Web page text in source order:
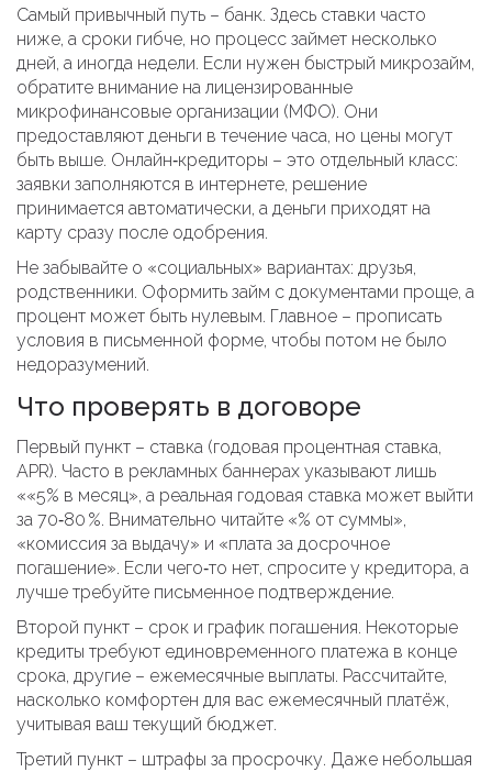
Самый привычный путь – банк. Здесь ставки часто
ниже, а сроки гибче, но процесс займет несколько
дней, а иногда недели. Если нужен быстрый микрозайм,
обратите внимание на лицензированные
микрофинансовые организации (МФО). Они
предоставляют деньги в течение часа, но цены могут
быть выше. Онлайн‑кредиторы – это отдельный класс:
заявки заполняются в интернете, решение
принимается автоматически, а деньги приходят на
карту сразу после одобрения.
Не забывайте о «социальных» вариантах: друзья,
родственники. Оформить займ с документами проще, а
процент может быть нулевым. Главное – прописать
условия в письменной форме, чтобы потом не было
недоразумений.
Что проверять в договоре
Первый пункт – ставка (годовая процентная ставка,
APR). Часто в рекламных баннерах указывают лишь
««5% в месяц», а реальная годовая ставка может выйти
за 70‑80 %. Внимательно читайте «% от суммы»,
«комиссия за выдачу» и «плата за досрочное
погашение». Если чего‑то нет, спросите у кредитора, а
лучше требуйте письменное подтверждение.
Второй пункт – срок и график погашения. Некоторые
кредиты требуют единовременного платежа в конце
срока, другие – ежемесячные выплаты. Рассчитайте,
насколько комфортен для вас ежемесячный платёж,
учитывая ваш текущий бюджет.
Третий пункт – штрафы за просрочку. Даже небольшая